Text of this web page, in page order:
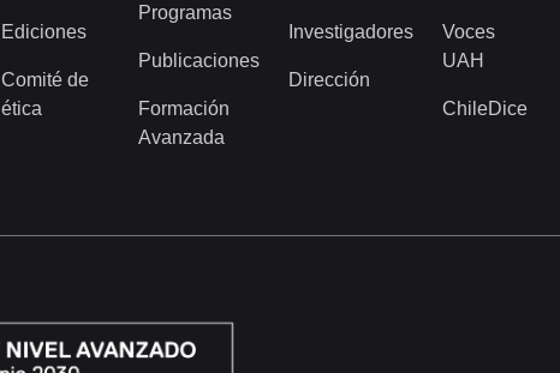
Ediciones
Comité de
ética
Programas
Publicaciones
Formación
Avanzada
Investigadores
Dirección
Voces
UAH
ChileDice